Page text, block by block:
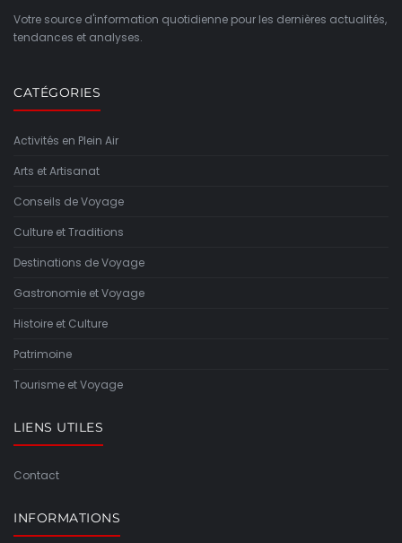
Votre source d'information quotidienne pour les dernières actualités,
tendances et analyses.
CATÉGORIES
Activités en Plein Air
Arts et Artisanat
Conseils de Voyage
Culture et Traditions
Destinations de Voyage
Gastronomie et Voyage
Histoire et Culture
Patrimoine
Tourisme et Voyage
LIENS UTILES
Contact
INFORMATIONS